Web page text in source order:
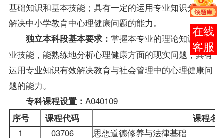
基础知识和基本技能；具有一定的运用专业知识分析和
解决中小学教育中心理健康问题的能力。
独立本科段基本要求： 掌握本专业的理论知识和专
业技能，能熟练地分析心理健康方面的现实问题，具有
运用专业知识有效解决教育与社会管理中的心理健康问
题的能力。
专科课程设置： A040109
序号 课程代码
课程
1
03706
思想道德修养与法律基础
报考
咨询